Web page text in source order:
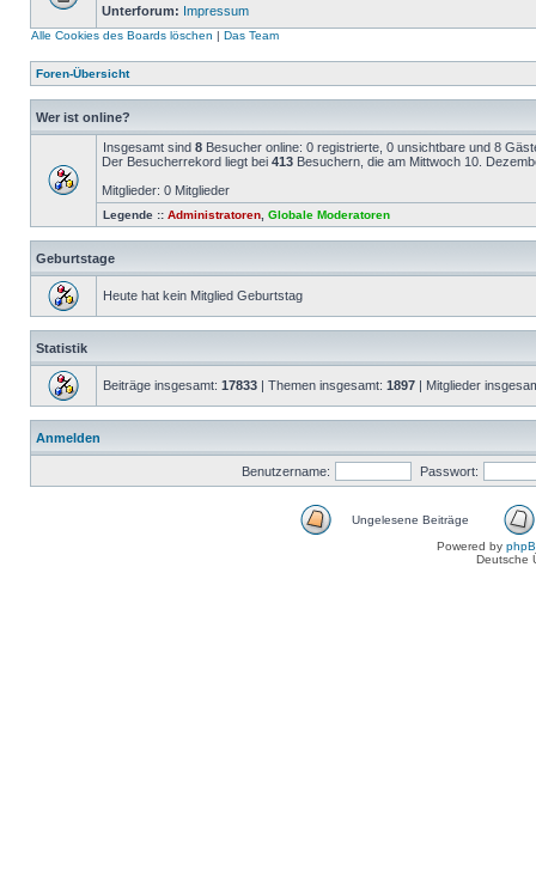
Unterforum: Impressum
Alle Cookies des Boards löschen | Das Team
Foren-Übersicht
Wer ist online?
Insgesamt sind 8 Besucher online: 0 registrierte, 0 unsichtbare und 8
Der Besucherrekord liegt bei 413 Besuchern, die am Mittwoch 10.
Mitglieder: 0 Mitglieder
Legende :: Administratoren Globale Moderatoren
Geburtstage
Heute hat kein Mitglied Geburtstag
Statistik
Beiträge insgesamt: 17833 | Themen insgesamt: 1897 | Mitglieder
Anmelden
Benutzername: Passwort:
Ungelesene Beiträge
Powered by
Deutsche